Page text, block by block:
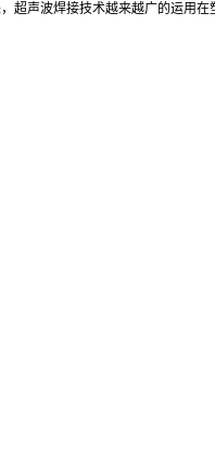
声波焊接技术越来越广的运用在